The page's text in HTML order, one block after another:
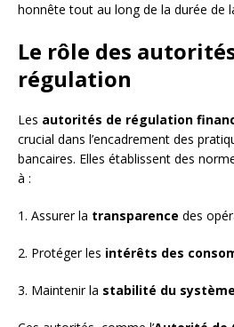
honnête tout au long de la durée de
Le rôle des
régulation
Les autorités de régulation
crucial dans l’encadrement des
bancaires. Elles établissent des
à :
1. Assurer la transparence des
2. Protéger les intérêts des
3. Maintenir la stabilité du